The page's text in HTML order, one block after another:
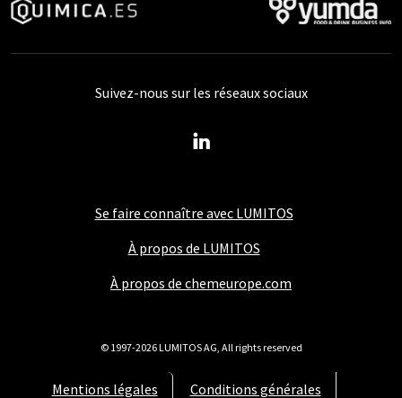
Se faire connaître avec LUMITOS
À propos de LUMITOS
À propos de chemeurope.com
Mentions légales Conditions générales
Suivez-nous sur les réseaux sociaux
© 1997-2026 LUMITOS AG, All rights reserved